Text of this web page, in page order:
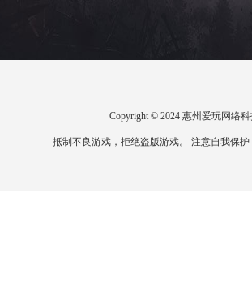
Copyright © 2024 惠州爱玩网络
抵制不良游戏，拒绝盗版游戏。 注意自我保